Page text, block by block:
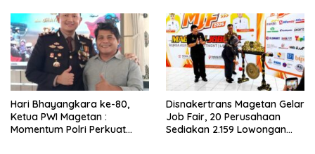
Hari Bhayangkara ke-80,
Ketua PWI Magetan :
Momentum Polri Perkuat
Disnakertrans Magetan Gelar
Job Fair, 20 Perusahaan
Sediakan 2.159 Lowongan